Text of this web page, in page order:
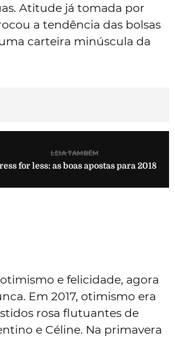
Atitude já tomada por
a tendência das bolsas
carteira minúscula da
LEIA TAMBÉM
for less: as boas apostas para 2018
e felicidade, agora
Em 2017, otimismo era
rosa flutuantes de
e Céline. Na primavera